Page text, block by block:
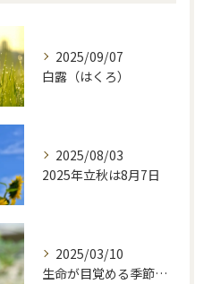
2025/09/07
白露（はくろ）
2025/08/03
2025年立秋は8月7日
2025/03/10
生命が目覚める季節—啓蟄—